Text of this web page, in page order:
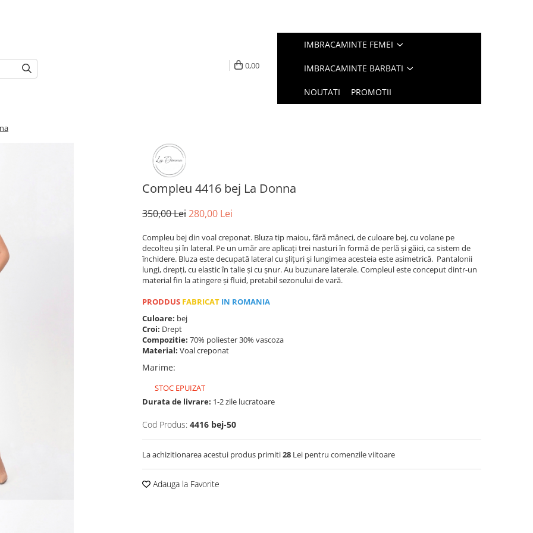
0,00
IMBRACAMINTE FEMEI
IMBRACAMINTE BARBATI
NOUTATI PROMOTII
Compleu 4416 bej La Donna
350,00 Lei280,00 Lei
Compleu bej din voal creponat. Bluza tip maiou, fără mâneci, de culoare bej, cu volane pe
decolteu și în lateral. Pe un umăr are aplicați trei nasturi în formă de perlă și găici, ca sistem de
închidere. Bluza este decupată lateral cu șlițuri și lungimea acesteia este asimetrică. Pantalonii
lungi, drepți, cu elastic în talie și cu șnur. Au buzunare laterale. Compleul este conceput dintr-un
material fin la atingere și fluid, pretabil sezonului de vară.
PRODDUS FABRICAT IN ROMANIA
Culoare: bej
Croi: Drept
Compozitie: 70% poliester 30% vascoza
Material: Voal creponat
Marime:
STOC EPUIZAT
Durata de livrare: 1-2 zile lucratoare
Cod Produs: 4416 bej-50
La achizitionarea acestui produs primiti28 Lei pentru comenzile viitoare
Adauga la Favorite